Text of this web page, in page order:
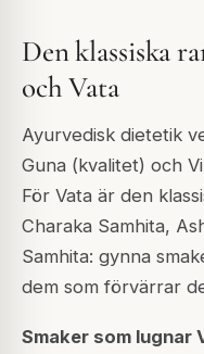
Den klassiska
och Vata
Ayurvedisk dietetik
Guna (kvalitet) och
För Vata är den
Charaka Samhita,
Samhita: gynna
dem som förvärrar
Smaker som lugnar